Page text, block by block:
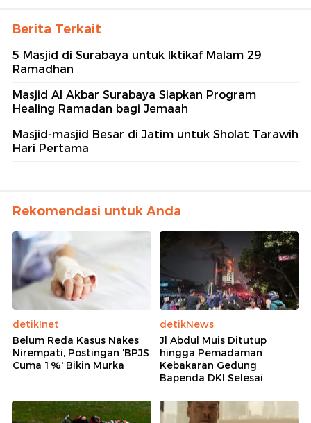
Berita Terkait
5 Masjid di Surabaya untuk Iktikaf Malam 29
Ramadhan
Masjid Al Akbar Surabaya Siapkan Program
Healing Ramadan bagi Jemaah
Masjid-masjid Besar di Jatim untuk Sholat Tarawih
Hari Pertama
Rekomendasi untuk Anda
detikInet
Belum Reda Kasus Nakes
Nirempati, Postingan 'BPJS
Cuma 1%' Bikin Murka
detikNews
Jl Abdul Muis Ditutup
hingga Pemadaman
Kebakaran Gedung
Bapenda DKI Selesai